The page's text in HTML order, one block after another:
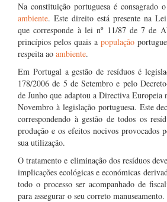
Na constituição portuguesa é consagrado
ambiente. Este direito está presente na
que corresponde à lei nº 11/87 de 7 de
princípios pelos quais a população
respeita ao ambiente.
Em Portugal a gestão de resíduos é
178/2006 de 5 de Setembro e pelo
de Junho que adaptou a Directiva Europeia
Novembro à legislação portuguesa. Este
correspondendo à gestão de todos os
produção e os efeitos nocivos provocados
sua utilização.
O tratamento e eliminação dos resíduos
implicações ecológicas e económicas
todo o processo ser acompanhado de
para assegurar o seu correto manuseamento.